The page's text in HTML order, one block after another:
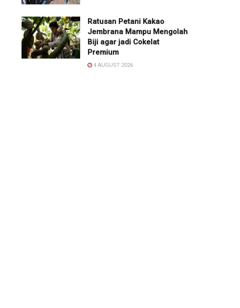
Ratusan Petani Kakao
Jembrana Mampu Mengolah
Biji agar jadi Cokelat
Premium
4 AUGUST 2026